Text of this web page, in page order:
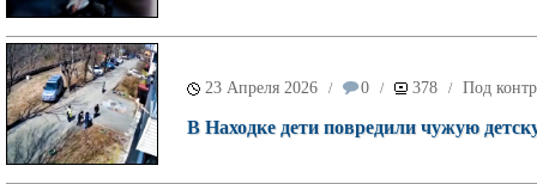
23 Апреля 2026 / 0 / 378 / Под
В Находке дети повредили чужую